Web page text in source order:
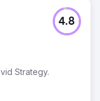
se cada vez mais
licitando
vezes numa
restrições
Strategy.
4.8